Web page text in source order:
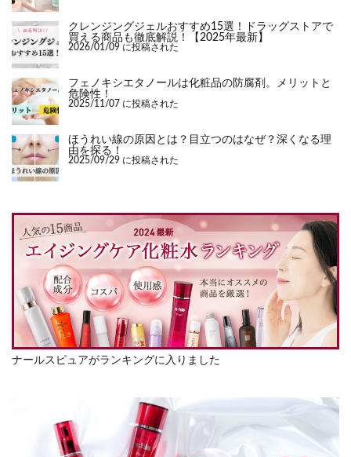
クレンジングジェルおすすめ15選！ドラッグストアで
買える商品も徹底解説！【2025年最新】
2026/01/09 に投稿された
フェノキシエタノールは化粧品の防腐剤。メリットと
危険性！
2025/11/07 に投稿された
ほうれい線の原因とは？目立つのはなぜ？深くなる理
由を探る！
2025/09/29 に投稿された
ナールスピュアがランキングに入りました